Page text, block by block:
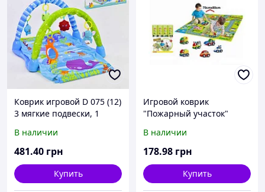
Коврик игровой D 075 (12)
3 мягкие подвески, 1
подсветкой, 1 зеркало, в
коробке
В наличии
481.40 грн
Купить
Игровой коврик
"Пожарный участок"
В наличии
178.98 грн
Купить